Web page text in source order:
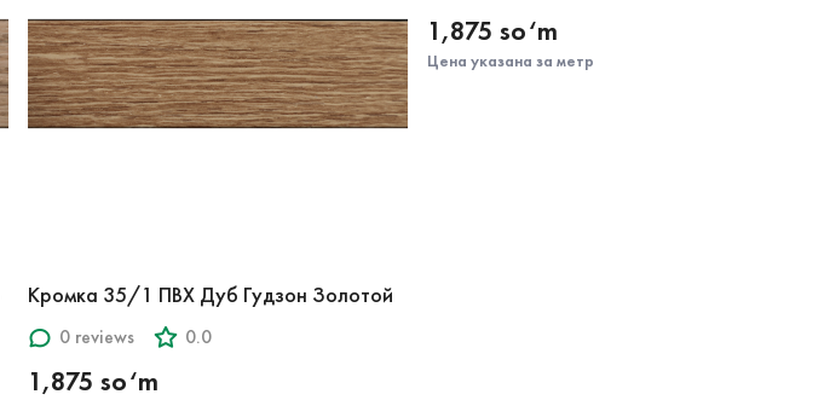
Кромка 35/1 ПВХ Дуб Гудзон Золотой
0 reviews 0.0
1,875 so‘m
1,875 so‘m
Цена указана за метр